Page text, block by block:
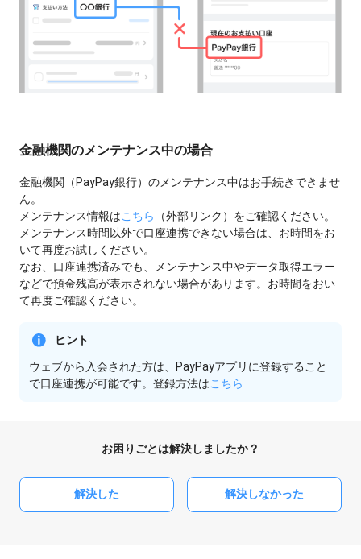
金融機関のメンテナンス中の場合
金融機関（PayPay銀行）のメンテナンス中はお手続きできませ
ん。
メンテナンス情報はこちら
（外部リンク）をご確認ください。
メンテナンス時間以外で口座連携できない場合は、お時間をお
いて再度お試しください。
なお、口座連携済みでも、メンテナンス中やデータ取得エラー
などで預金残高が表示されない場合があります。お時間をおい
て再度ご確認ください。
ヒント
ウェブから入会された方は、PayPayアプリに登録すること
で口座連携が可能です。登録方法はこちら
お困りごとは解決しましたか？
解決した 解決しなかった